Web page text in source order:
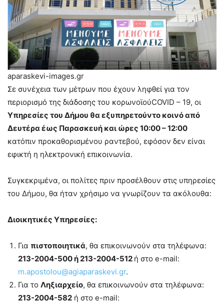
aparaskevi-images.gr
Σε συνέχεια των μέτρων που έχουν ληφθεί για τον
περιορισμό της διάδοσης του κορωνοϊούCOVID – 19, οι
Υπηρεσίες του Δήμου θα εξυπηρετούντο κοινό από
Δευτέρα έως Παρασκευή και ώρες 10:00 – 12:00
κατόπιν προκαθορισμένου ραντεβού, εφόσον δεν είναι
εφικτή η ηλεκτρονική επικοινωνία.
Συγκεκριμένα, οι πολίτες πριν προσέλθουν στις υπηρεσίες
του Δήμου, θα ήταν χρήσιμο να γνωρίζουν τα ακόλουθα:
Διοικητικές Υπηρεσίες:
Για πιστοποιητικά, θα επικοινωνούν στα τηλέφωνα:
213-2004-500 ή 213-2004-512 ή στο e-mail:
m.apostolou@agiaparaskevi.gr.
Για το Ληξιαρχείο, θα επικοινωνούν στα τηλέφωνα:
213-2004-582 ή στο e-mail: